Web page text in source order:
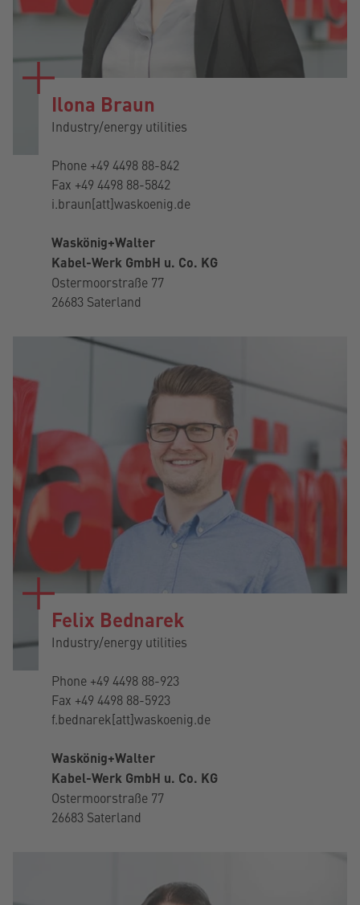
Ilona Braun
Industry/energy utilities
Phone +49 4498 88-842
Fax +49 4498 88-5842
i.braun[att]waskoenig.de
Waskönig+Walter
Kabel-Werk GmbH u. Co. KG
Ostermoorstraße 77
26683 Saterland
Felix Bednarek
Industry/energy utilities
Phone +49 4498 88-923
Fax +49 4498 88-5923
f.bednarek[att]waskoenig.de
Waskönig+Walter
Kabel-Werk GmbH u. Co. KG
Ostermoorstraße 77
26683 Saterland